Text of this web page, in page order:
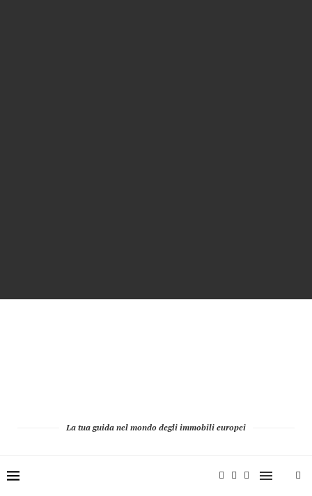
La tua guida nel mondo degli immobili europei